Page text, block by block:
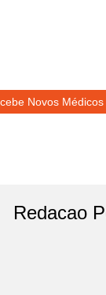
Novos
Redacao